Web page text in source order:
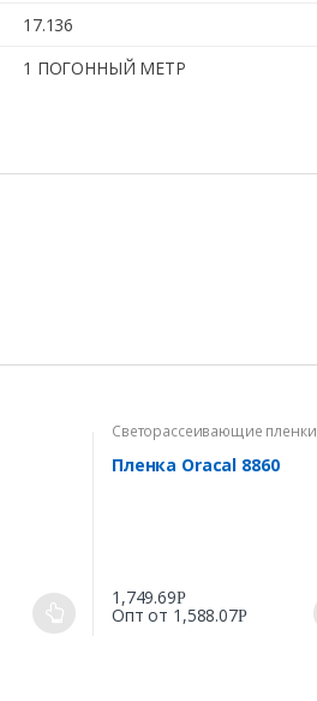
17.136
1 ПОГОННЫЙ МЕТР
Светорассеивающие пленки
Пленка Oracal 8860
1,749.69Р
Опт от 1,588.07Р